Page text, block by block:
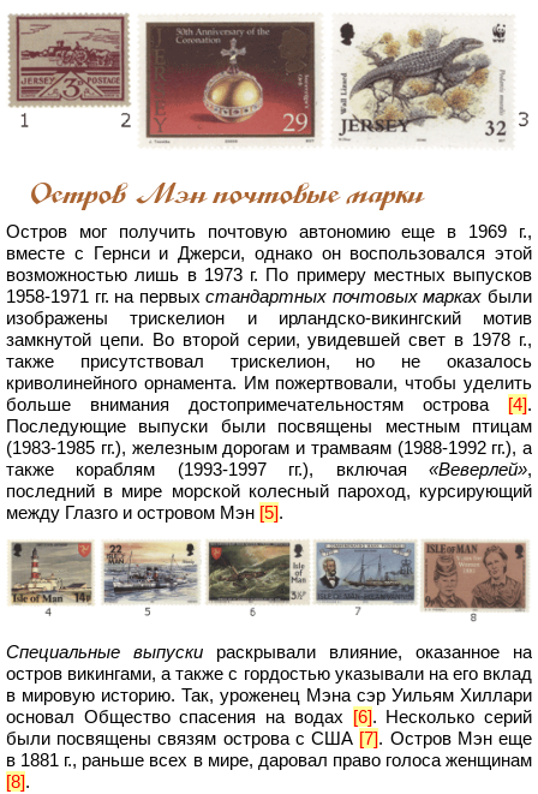
Остров Мэн почтовые марки
Остров мог получить почтовую автономию еще в 1969 г.,
вместе с Гернси и Джерси, однако он воспользовался этой
возможностью лишь в 1973 г. По примеру местных выпусков
1958-1971 гг. на первыхстандартных почтовых марках были
изображены трискелион и ирландско-викингский мотив
замкнутой цепи. Во второй серии, увидевшей свет в 1978 г.,
также присутствовал трискелион, но не оказалось
криволинейного орнамента. Им пожертвовали, чтобы уделить
больше внимания достопримечательностям острова [4].
Последующие выпуски были посвящены местным птицам
(1983-1985 гг.), железным дорогам и трамваям (1988-1992 гг.), а
также кораблям (1993-1997 гг.), включая «Веверлей»,
последний в мире морской колесный пароход, курсирующий
между Глазго и островом Мэн [5].
Специальные выпуски раскрывали влияние, оказанное на
остров викингами, а также с гордостью указывали на его вклад
в мировую историю. Так, уроженец Мэна сэр Уильям Хиллари
основал Общество спасения на водах [6]. Несколько серий
были посвящены связям острова с США [7]. Остров Мэн еще
в 1881 г., раньше всех в мире, даровал право голоса женщинам
[8].